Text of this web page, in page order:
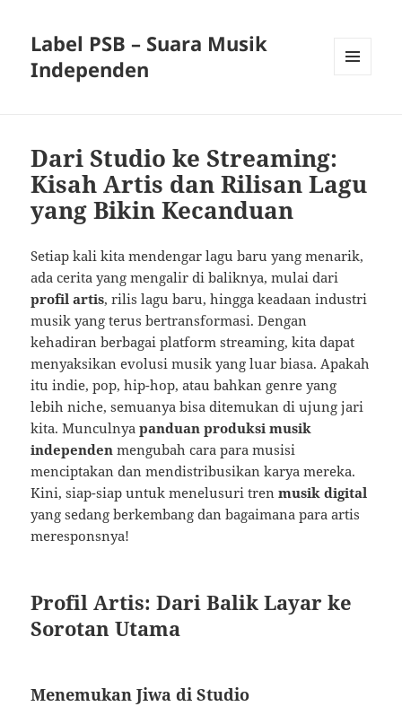
Label PSB – Suara Musik
Independen
Dari Studio ke Streaming:
Kisah Artis dan Rilisan Lagu
yang Bikin Kecanduan
Setiap kali kita mendengar lagu baru yang menarik,
ada cerita yang mengalir di baliknya, mulai dari
profil artis, rilis lagu baru, hingga keadaan industri
musik yang terus bertransformasi. Dengan
kehadiran berbagai platform streaming, kita dapat
menyaksikan evolusi musik yang luar biasa. Apakah
itu indie, pop, hip-hop, atau bahkan genre yang
lebih niche, semuanya bisa ditemukan di ujung jari
kita. Munculnyapanduan produksi musik
independen mengubah cara para musisi
menciptakan dan mendistribusikan karya mereka.
Kini, siap-siap untuk menelusuri trenmusik digital
yang sedang berkembang dan bagaimana para artis
meresponsnya!
Profil Artis: Dari Balik Layar ke
Sorotan Utama
Menemukan Jiwa di Studio